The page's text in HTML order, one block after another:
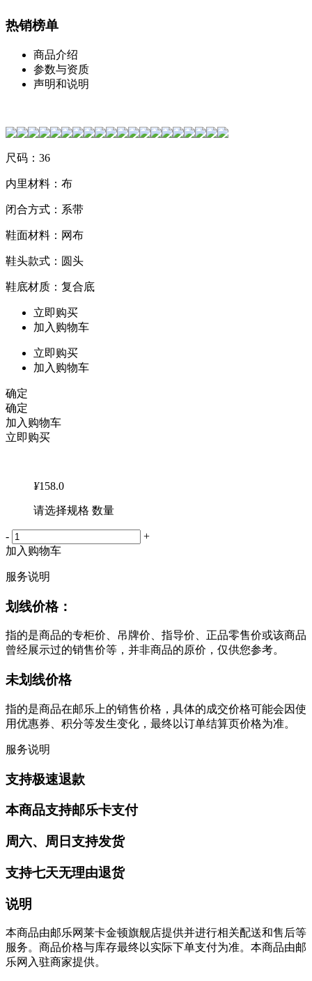
热销榜单
商品介绍
参数与资质
声明和说明
尺码：36
内里材料：布
闭合方式：系带
鞋面材料：网布
鞋头款式：圆头
鞋底材质：复合底
立即购买
加入购物车
立即购买
加入购物车
确定
确定
加入购物车
立即购买
¥158.0
请选择规格 数量
-
+
加入购物车
服务说明
划线价格：
指的是商品的专柜价、吊牌价、指导价、正品零售价或该商品
曾经展示过的销售价等，并非商品的原价，仅供您参考。
未划线价格
指的是商品在邮乐上的销售价格，具体的成交价格可能会因使
用优惠券、积分等发生变化，最终以订单结算页价格为准。
服务说明
支持极速退款
本商品支持邮乐卡支付
周六、周日支持发货
支持七天无理由退货
说明
本商品由邮乐网莱卡金顿旗舰店提供并进行相关配送和售后等
服务。商品价格与库存最终以实际下单支付为准。本商品由邮
乐网入驻商家提供。